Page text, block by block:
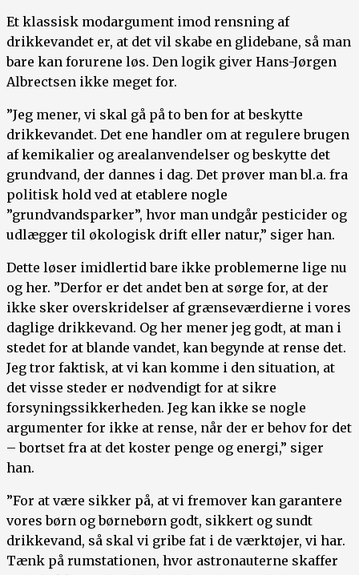
Et klassisk modargument imod rensning af
drikkevandet er, at det vil skabe en glidebane, så man
bare kan forurene løs. Den logik giver Hans-Jørgen
Albrectsen ikke meget for.
”Jeg mener, vi skal gå på to ben for at beskytte
drikkevandet. Det ene handler om at regulere brugen
af kemikalier og arealanvendelser og beskytte det
grundvand, der dannes i dag. Det prøver man bl.a. fra
politisk hold ved at etablere nogle
”grundvandsparker”, hvor man undgår pesticider og
udlægger til økologisk drift eller natur,” siger han.
Dette løser imidlertid bare ikke problemerne lige nu
og her. ”Derfor er det andet ben at sørge for, at der
ikke sker overskridelser af grænseværdierne i vores
daglige drikkevand. Og her mener jeg godt, at man i
stedet for at blande vandet, kan begynde at rense det.
Jeg tror faktisk, at vi kan komme i den situation, at
det visse steder er nødvendigt for at sikre
forsyningssikkerheden. Jeg kan ikke se nogle
argumenter for ikke at rense, når der er behov for det
– bortset fra at det koster penge og energi,” siger
han.
”For at være sikker på, at vi fremover kan garantere
vores børn og børnebørn godt, sikkert og sundt
drikkevand, så skal vi gribe fat i de værktøjer, vi har.
Tænk på rumstationen, hvor astronauterne skaffer